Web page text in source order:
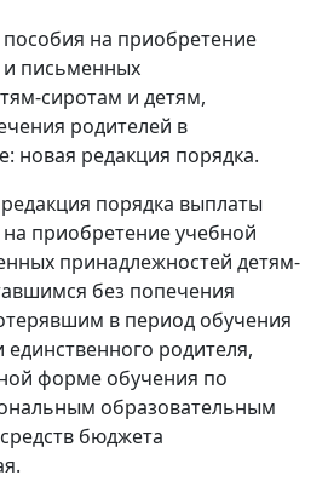
на приобретение
и письменных
сиротам и детям,
родителей в
новая редакция порядка.
порядка выплаты
приобретение учебной
принадлежностей детям-
без попечения
в период обучения
родителя,
форме обучения по
образовательным
бюджета